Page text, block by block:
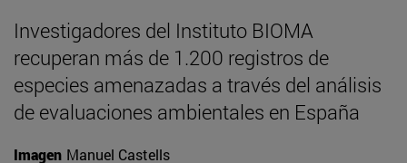
Investigadores del Instituto BIOMA
recuperan más de 1.200 registros de
especies amenazadas a través del análisis
de evaluaciones ambientales en España
Imagen Manuel Castells